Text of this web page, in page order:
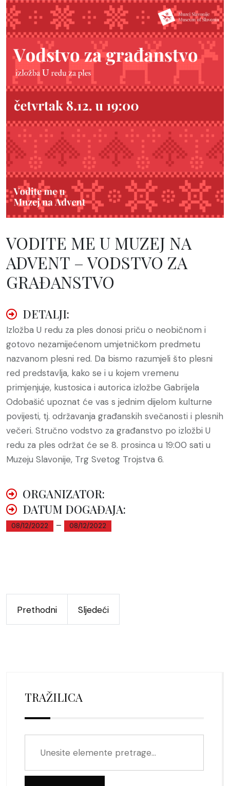
VODITE ME U MUZEJ NA
ADVENT – VODSTVO ZA
GRAĐANSTVO
DETALJI:
Izložba U redu za ples donosi priču o neobičnom i
gotovo nezamijećenom umjetničkom predmetu
nazvanom plesni red. Da bismo razumjeli što plesni
red predstavlja, kako se i u kojem vremenu
primjenjuje, kustosica i autorica izložbe Gabrijela
Odobašić upoznat će vas s jednim dijelom kulturne
povijesti, tj. održavanja građanskih svečanosti i plesnih
večeri. Stručno vodstvo za građanstvo po izložbi U
redu za ples održat će se 8. prosinca u 19:00 sati u
Muzeju Slavonije, Trg Svetog Trojstva 6.
ORGANIZATOR:
DATUM DOGAĐAJA:
08/12/2022 – 08/12/2022
Prethodni Sljedeći
TRAŽILICA